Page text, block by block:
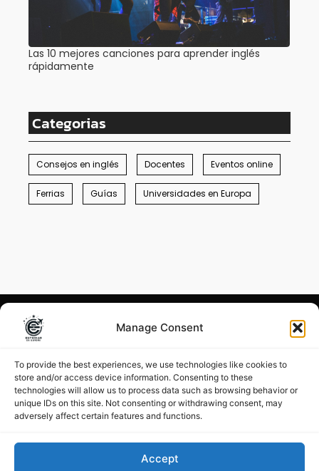
Manage Consent
To provide the best experiences, we use technologies like cookies to
store and/or access device information. Consenting to these
technologies will allow us to process data such as browsing behavior or
unique IDs on this site. Not consenting or withdrawing consent, may
adversely affect certain features and functions.
Accept
Las 10 mejores canciones para aprender inglés
rápidamente
Categorias
Consejos en inglés Docentes Eventos online
Ferrias Guías Universidades en Europa
© Estudiar en Europa 2026